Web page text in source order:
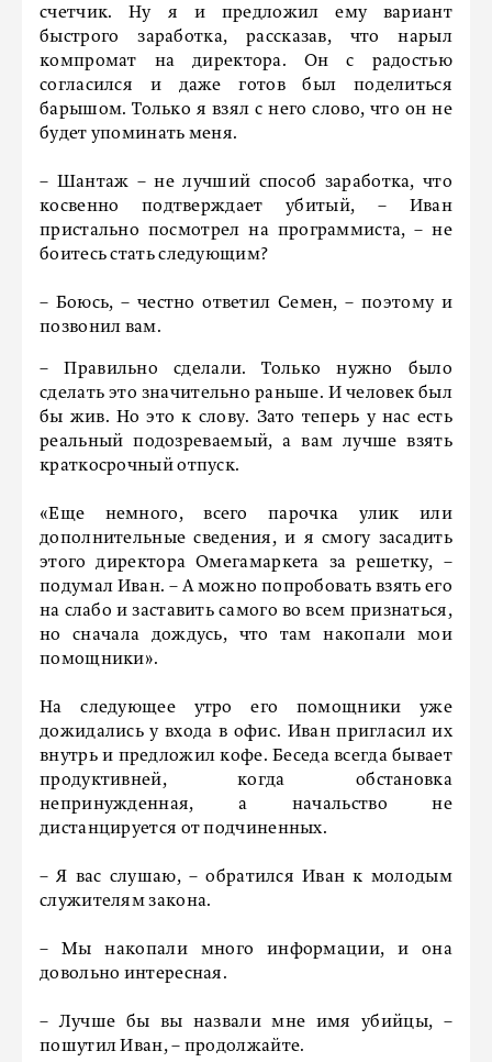
счетчик. Ну я и предложил ему вариант
быстрого заработка, рассказав, что нарыл
компромат на директора. Он с радостью
согласился и даже готов был поделиться
барышом. Только я взял с него слово, что он не
будет упоминать меня.
– Шантаж – не лучший способ заработка, что
косвенно подтверждает убитый, – Иван
пристально посмотрел на программиста, – не
боитесь стать следующим?
– Боюсь, – честно ответил Семен, – поэтому и
позвонил вам.
– Правильно сделали. Только нужно было
сделать это значительно раньше. И человек был
бы жив. Но это к слову. Зато теперь у нас есть
реальный подозреваемый, а вам лучше взять
краткосрочный отпуск.
«Еще немного, всего парочка улик или
дополнительные сведения, и я смогу засадить
этого директора Омегамаркета за решетку, –
подумал Иван. – А можно попробовать взять его
на слабо и заставить самого во всем признаться,
но сначала дождусь, что там накопали мои
помощники».
На следующее утро его помощники уже
дожидались у входа в офис. Иван пригласил их
внутрь и предложил кофе. Беседа всегда бывает
продуктивней, когда обстановка
непринужденная, а начальство не
дистанцируется от подчиненных.
– Я вас слушаю, – обратился Иван к молодым
служителям закона.
– Мы накопали много информации, и она
довольно интересная.
– Лучше бы вы назвали мне имя убийцы, –
пошутил Иван, – продолжайте.